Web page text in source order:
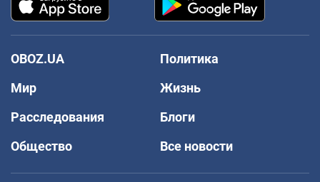
OBOZ.UA
Политика
Мир
Жизнь
Расследования
Блоги
Общество
Все новости